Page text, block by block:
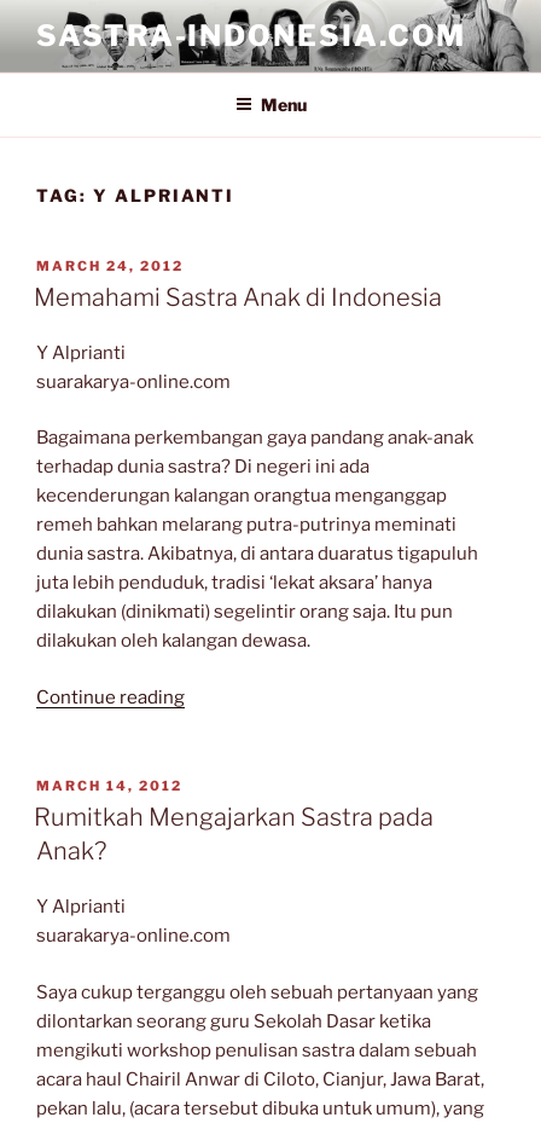
content
SASTRA-INDONESIA.COM
Menu
TAG: Y ALPRIANTI
POSTED
ON
MARCH 24, 2012
Memahami Sastra Anak di Indonesia
Y Alprianti
suarakarya-online.com
Bagaimana perkembangan gaya pandang anak-anak
terhadap dunia sastra? Di negeri ini ada
kecenderungan kalangan orangtua menganggap
remeh bahkan melarang putra-putrinya meminati
dunia sastra. Akibatnya, di antara duaratus tigapuluh
juta lebih penduduk, tradisi ‘lekat aksara’ hanya
dilakukan (dinikmati) segelintir orang saja. Itu pun
dilakukan oleh kalangan dewasa.
Continue reading“Memahami
Indonesia”
POSTED
ON
MARCH 14, 2012
Rumitkah Mengajarkan Sastra pada
Anak?
Y Alprianti
suarakarya-online.com
Saya cukup terganggu oleh sebuah pertanyaan yang
dilontarkan seorang guru Sekolah Dasar ketika
mengikuti workshop penulisan sastra dalam sebuah
acara haul Chairil Anwar di Ciloto, Cianjur, Jawa Barat,
pekan lalu, (acara tersebut dibuka untuk umum), yang